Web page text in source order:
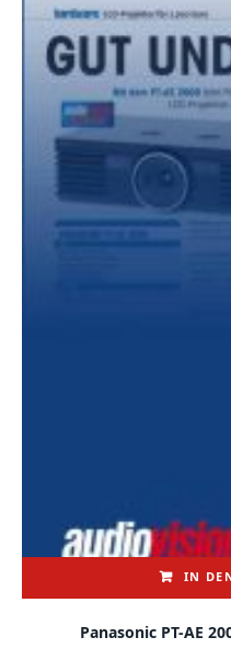
IN
Panasonic PT-AE